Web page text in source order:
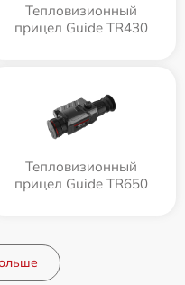
Тепловизионный
прицел Guide TR430
Тепловизионный
прицел Guide TR650